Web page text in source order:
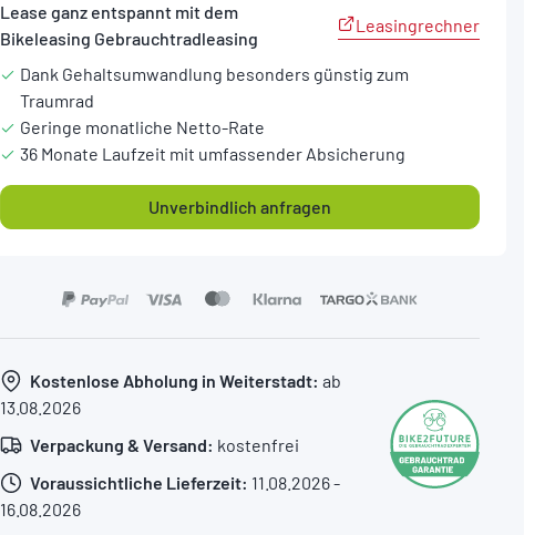
Lease ganz entspannt mit dem
Bikeleasing Gebrauchtradleasing
Leasingrechner
Dank Gehaltsumwandlung besonders günstig zum
Traumrad
Geringe monatliche Netto-Rate
36 Monate Laufzeit mit umfassender Absicherung
Unverbindlich anfragen
Kostenlose Abholung in Weiterstadt: ab
13.08.2026
Verpackung & Versand: kostenfrei
Voraussichtliche Lieferzeit: 11.08.2026 -
16.08.2026